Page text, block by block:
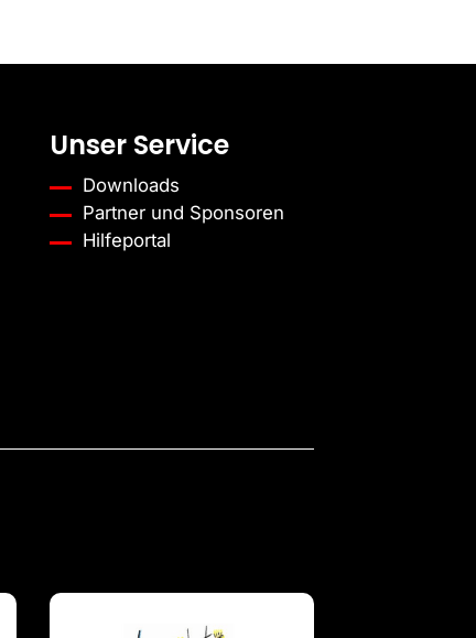
Unser Service
Downloads
Partner und Sponsoren
Hilfeportal